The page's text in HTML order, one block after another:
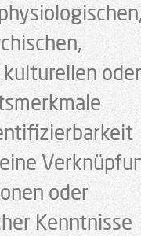
oder
oder
Kenntnisse